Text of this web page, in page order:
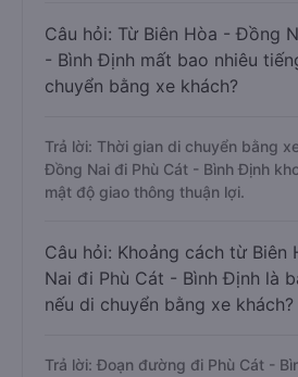
Câu hỏi: Từ Biên Hòa - Đồng
- Bình Định mất bao nhiêu
chuyển bằng xe khách?
Trả lời: Thời gian di chuyển bằng
Đồng Nai đi Phù Cát - Bình Định
mật độ giao thông thuận lợi.
Câu hỏi: Khoảng cách từ Biên
Nai đi Phù Cát - Bình Định là
nếu di chuyển bằng xe khách?
Trả lời: Đoạn đường đi Phù Cát -